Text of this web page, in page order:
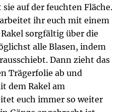
auf der feuchten Fläche.
ihr euch mit einem
sorgfältig über die
alle Blasen, indem
Dann zieht das
Trägerfolie ab und
dem Rakel am
euch immer so weiter